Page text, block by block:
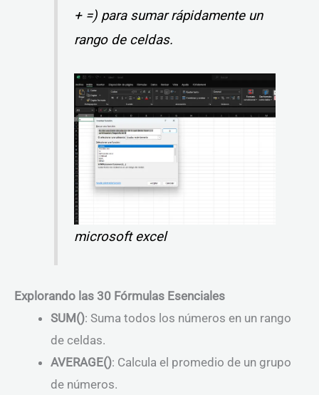
+ =) para sumar rápidamente un
rango de celdas.
microsoft excel
Explorando las 30 Fórmulas Esenciales
SUM(): Suma todos los números en un rango
de celdas.
AVERAGE(): Calcula el promedio de un grupo
de números.